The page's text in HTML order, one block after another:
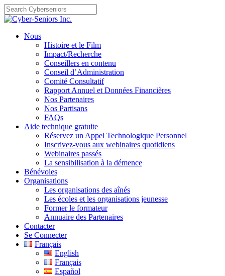
Skip
to
content
Nous
Histoire et le Film
Impact/Recherche
Conseillers en contenu
Conseil d’Administration
Comité Consultatif
Rapport Annuel et Données Financières
Nos Partenaires
Nos Partisans
FAQs
Aide technique gratuite
Réservez un Appel Technologique Personnel
Inscrivez-vous aux webinaires quotidiens
Webinaires passés
La sensibilisation à la démence
Bénévoles
Organisations
Les organisations des aînés
Les écoles et les organisations jeunesse
Former le formateur
Annuaire des Partenaires
Contacter
Se Connecter
Français
English
Français
Español